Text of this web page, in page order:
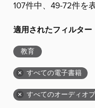
107件中、49-72件を
適用されたフィルター
教育
× すべての電子書籍
× すべてのオーディオ